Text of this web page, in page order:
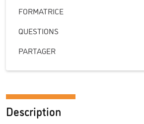
FORMATRICE
QUESTIONS
PARTAGER
Description